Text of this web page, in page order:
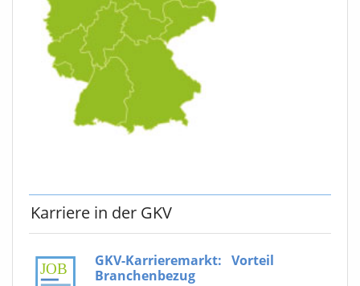
Karriere in der GKV
GKV-Karrieremarkt: Vorteil
Branchenbezug